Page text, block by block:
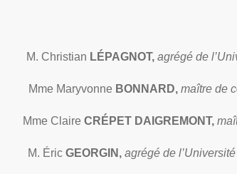
M. Christian LÉPAGNOT, agrégé
Mme Maryvonne BONNARD, maître
Mme Claire CRÉPET DAIGREMONT,
M. Éric GEORGIN, agrégé de